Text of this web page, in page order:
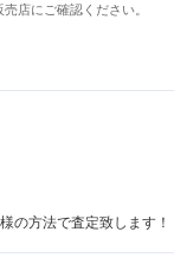
店にご確認ください。
の方法で査定致します！